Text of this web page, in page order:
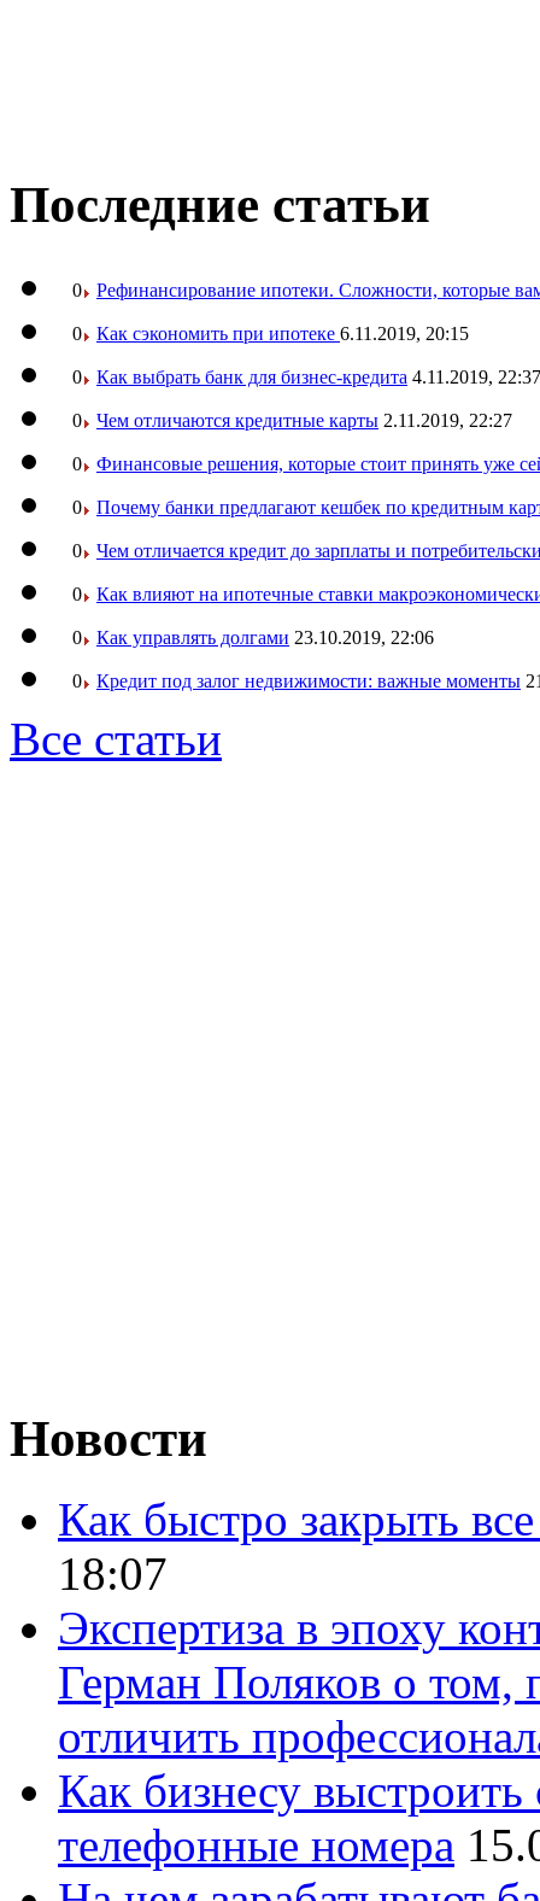
Последние статьи
0 Рефинансирование ипотеки. Сложности, которые
0 Как сэкономить при ипотеке 6.11.2019, 20:15
0 Как выбрать банк для бизнес-кредита 4.11.2019, 22:37
0 Чем отличаются кредитные карты 2.11.2019, 22:27
0 Финансовые решения, которые стоит принять уже
0 Почему банки предлагают кешбек по кредитным
0 Чем отличается кредит до зарплаты и
0 Как влияют на ипотечные ставки
0 Как управлять долгами 23.10.2019, 22:06
0 Кредит под залог недвижимости: важные моменты
Все статьи
Новости
Как быстро закрыть
18:07
Экспертиза в эпоху
Герман Поляков о том,
отличить
Как бизнесу
телефонные номера